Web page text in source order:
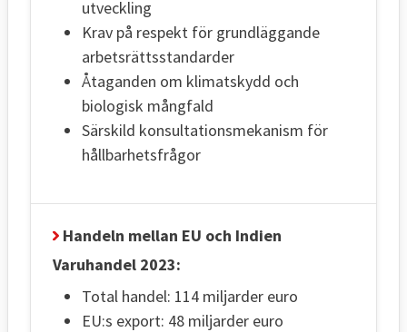
utveckling
Krav på respekt för grundläggande
arbetsrättsstandarder
Åtaganden om klimatskydd och
biologisk mångfald
Särskild konsultationsmekanism för
hållbarhetsfrågor
Handeln mellan EU och Indien
Varuhandel 2023:
Total handel: 114 miljarder euro
EU:s export: 48 miljarder euro